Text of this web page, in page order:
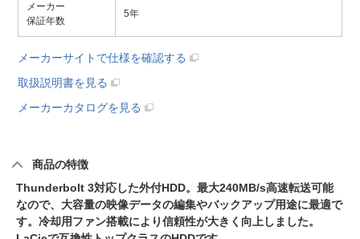
メーカー
保証年数
5年
メーカーサイトで仕様を確認する
取扱説明書を見る
メーカーカタログを見る
商品の特徴
Thunderbolt 3対応した外付HDD。最大240MB/s高速転送可能
なので、大容量の映像データの編集やバックアップ用途に最適で
す。冷却用ファン搭載により信頼性が大きく向上しました。